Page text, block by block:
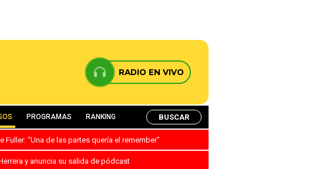
RADIO EN VIVO
PROGRAMAS RANKING BUSCAR
“Una de las partes quería el remember”
y anuncia su salida de pódcast